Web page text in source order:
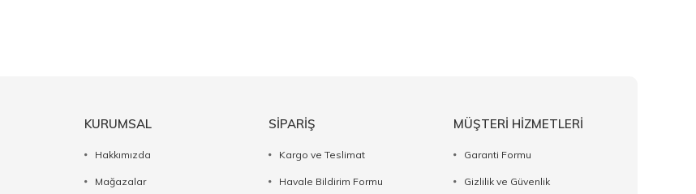
KURUMSAL
Hakkımızda
Mağazalar
SİPARİŞ
Kargo ve Teslimat
Havale Bildirim Formu
MÜŞTERİ HİZMETLERİ
Garanti Formu
Gizlilik ve Güvenlik